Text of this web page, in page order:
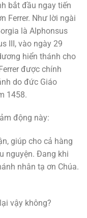
bắt đầu ngay tiến
Ferrer. Như lời ngài
là Alphonsus
III, vào ngày 29
hiển thánh cho
được chính
do đức Giáo
1458.
động này:
giúp cho cả hàng
nguyện. Đang khi
nhân tạ ơn Chúa.
vậy không?